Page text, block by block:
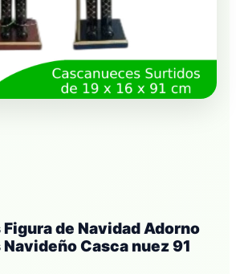
de Navidad Adorno
Casca nuez 91